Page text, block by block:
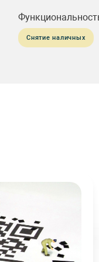
Снятие наличных